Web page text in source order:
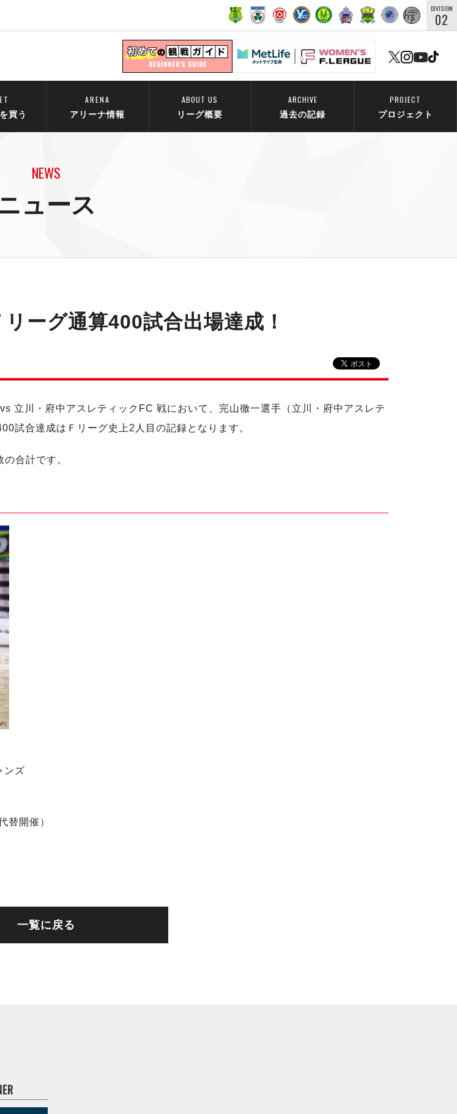
DIVISION
02
買う
ARENA
アリーナ情報
ABOUT US
リーグ概要
ARCHIVE
過去の記録
PROJECT
プロジェクト
NEWS
ュース
ーグ通算400試合出場達成！
立川・府中アスレティックFC 戦において、完山徹一選手（立川・府中アスレテ
試合達成はＦリーグ史上2人目の記録となります。
合計です。
ンズ
開催）
一覧に戻る